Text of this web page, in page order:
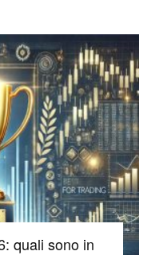
quali sono in